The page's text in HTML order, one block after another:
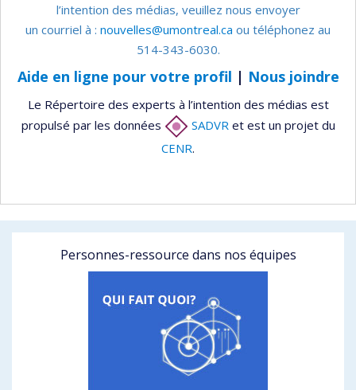
l’intention des médias, veuillez nous envoyer
un courriel à : nouvelles@umontreal.ca ou téléphonez au
514-343-6030.
Aide en ligne pour votre profil | Nous joindre
Le Répertoire des experts à l’intention des médias est
propulsé par les données
SADVR et est un projet du
CENR.
Personnes-ressource dans nos équipes